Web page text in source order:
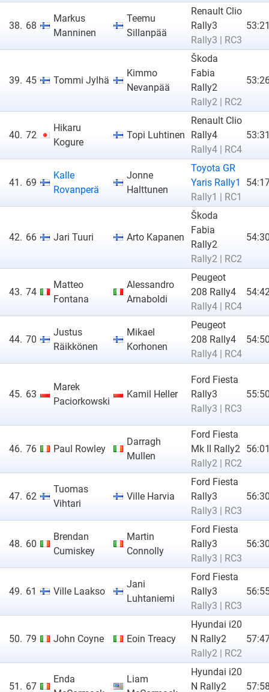
38. 68
Markus
Manninen
Teemu
Sillanpää
Renault Clio
Rally3
Rally3 | RC3
39. 45 Tommi Jylhä
Kimmo
Nevanpää
Škoda
Fabia
Rally2
Rally2 | RC2
40. 72
Hikaru
Kogure
Topi Luhtinen
Renault Clio
Rally4
Rally4 | RC4
41. 69
Kalle
Rovanperä
Jonne
Halttunen
Toyota GR
Yaris Rally1
Rally1 | RC1
42. 66 Jari Tuuri Arto Kapanen
Škoda
Fabia
Rally2
Rally2 | RC2
43. 74
Matteo
Fontana
Alessandro
Arnaboldi
Peugeot
208 Rally4
Rally4 | RC4
44. 70
Justus
Räikkönen
Mikael
Korhonen
Peugeot
208 Rally4
Rally4 | RC4
45. 63
Marek
Paciorkowski
Kamil Heller
Ford Fiesta
Rally3
Rally3 | RC3
46. 76 Paul Rowley
Darragh
Mullen
Ford Fiesta
Mk II Rally2
Rally2 | RC2
47. 62
Tuomas
Vihtari
Ville Harvia
Ford Fiesta
Rally3
Rally3 | RC3
48. 60
Brendan
Cumiskey
Martin
Connolly
Ford Fiesta
Rally3
Rally3 | RC3
49. 61 Ville Laakso
Jani
Luhtaniemi
Ford Fiesta
Rally3
Rally3 | RC3
50. 79 John Coyne Eoin Treacy
Hyundai i20
N Rally2
Rally2 | RC2
51. 67
Enda
Liam
Hyundai i20
N Rally2